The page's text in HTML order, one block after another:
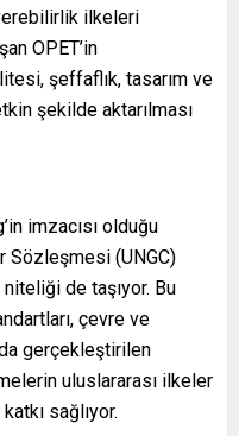
ilkeleri
OPET’in
şeffaflık, tasarım ve
şekilde aktarılması
imzacısı olduğu
Sözleşmesi (UNGC)
de taşıyor. Bu
çevre ve
gerçekleştirilen
uluslararası ilkeler
sağlıyor.